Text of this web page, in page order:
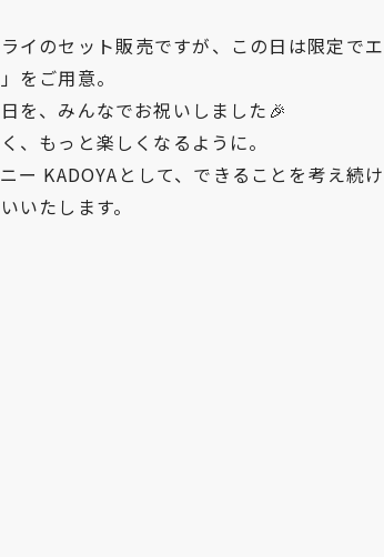
イのセット販売ですが、この日は限定で
をご用意。
を、みんなでお祝いしました🎉
、もっと楽しくなるように。
ー KADOYAとして、できることを考え続け
いたします。